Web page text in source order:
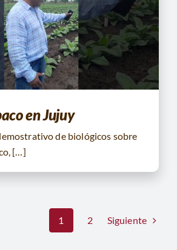
en Jujuy
de biológicos sobre
[…]
1 2 Siguiente